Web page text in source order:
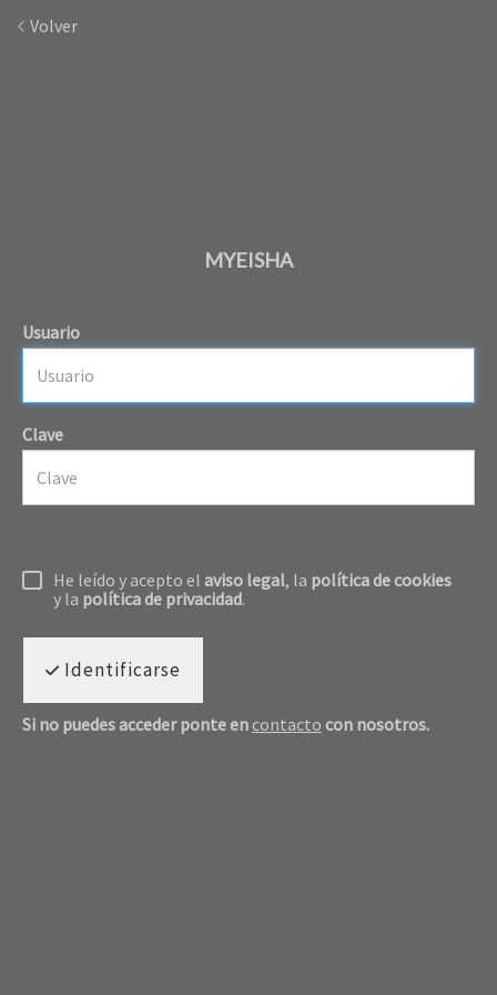
Volver
MYEISHA
Usuario
Clave
He leído y acepto el aviso legal, la política de cookies
y la política de privacidad.
Identificarse
Si no puedes acceder ponte en contacto con nosotros.